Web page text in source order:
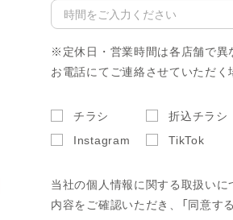
※定休日・営業時間は各店舗で異
お電話にてご連絡させていただく
チラシ 折込チラシ
Instagram
TikTok
当社の個人情報に関する取扱いに
内容をご確認いただき、「同意す